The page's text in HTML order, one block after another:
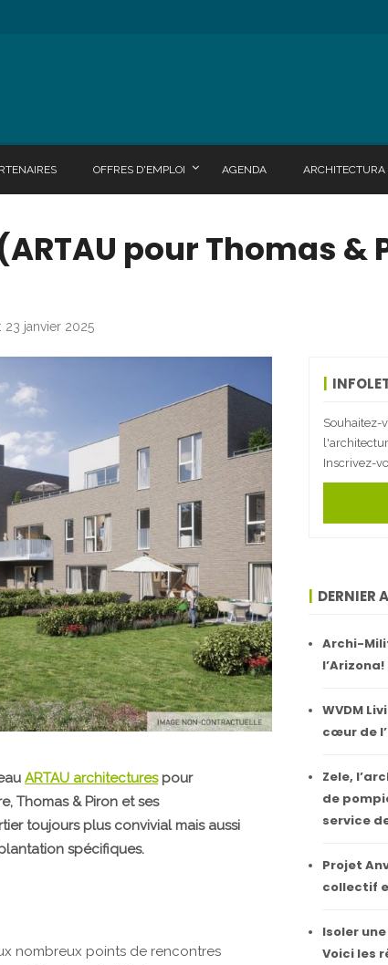
OFFRES D'EMPLOI AGENDA ARCHITECTURA
pour Thomas &
23 janvier 2025
ARTAU architecturespour
Thomas & Piron et ses
toujours plus convivial mais aussi
spécifiques.
nombreux points de rencontres
Souhaitez-
Inscrivez-
DERNIER
Archi-
l’Arizona!
WVDM
cœur de
Zele,
de
service
Projet
collectif
Isoler
Voici les